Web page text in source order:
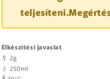
Elkészítési javaslat
🥄 2g
💧 250ml